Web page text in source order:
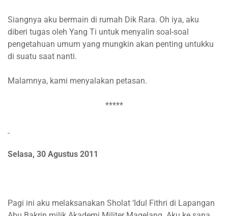
Siangnya aku bermain di rumah Dik Rara. Oh iya, aku
diberi tugas oleh Yang Ti untuk menyalin soal-soal
pengetahuan umum yang mungkin akan penting untukku
di suatu saat nanti.
Malamnya, kami menyalakan petasan.
*****
Selasa, 30 Agustus 2011
Pagi ini aku melaksanakan Sholat ‘Idul Fithri di Lapangan